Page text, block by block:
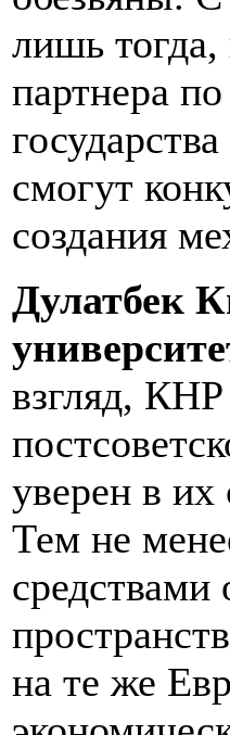
лишь тогда,
партнера
смогут
создания
Дулатбек
взгляд,
уверен в их
Тем не
средствами
на те же